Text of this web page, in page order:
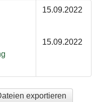
15.09.2022
15.09.2022
exportieren